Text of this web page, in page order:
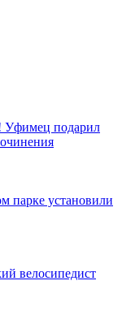
Уфимец подарил
парке установили
велосипедист